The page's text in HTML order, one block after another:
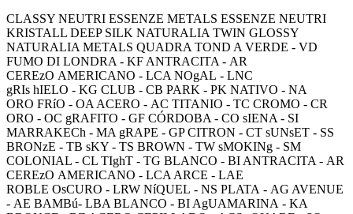
CLASSY NEUTRI ESSENZE METALS ESSENZE NEUTRI
KRISTALL DEEP SILK NATURALIA TWIN GLOSSY
NATURALIA METALS QUADRA TOND A VERDE - VD
FUMO DI LONDRA - KF ANTRACITA - AR
CEREzO AMERICANO - LCA NOgAL - LNC
gRIs hIELO - KG CLUB - CB PARK - PK NATIVO - NA
ORO FRíO - OA ACERO - AC TITANIO - TC CROMO - CR
ORO - OC gRAFITO - GF CÓRDOBA - CO sIENA - SI
MARRAKECh - MA gRAPE - GP CITRON - CT sUNsET - SS
BRONzE - TB sKY - TS BROWN - TW sMOKINg - SM
COLONIAL - CL TIghT - TG BLANCO - BI ANTRACITA - AR
CEREzO AMERICANO - LCA ARCE - LAE
ROBLE OsCURO - LRW NíQUEL - NS PLATA - AG AVENUE
- AE BAMBú- LBA BLANCO - BI AgUAMARINA - KA